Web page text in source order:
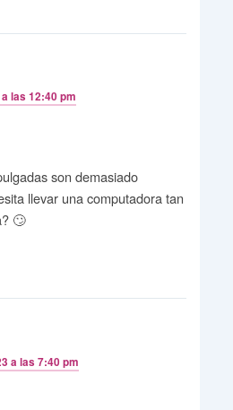
las 12:40 pm
son demasiado
llevar una computadora tan
🙄
a las 7:40 pm